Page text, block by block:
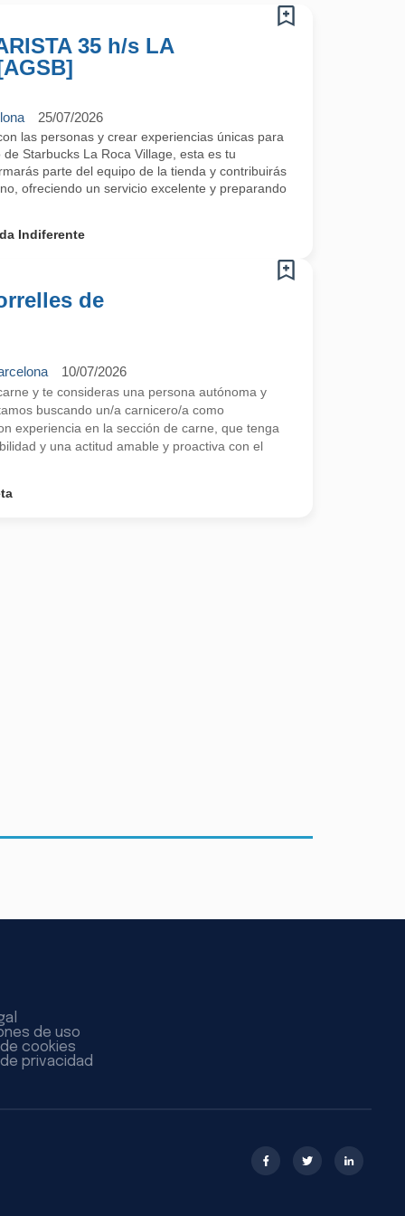
35 h/s LA
25/07/2026
las personas y crear experiencias únicas para
Starbucks La Roca Village, esta es tu
parte del equipo de la tienda y contribuirás
ofreciendo un servicio excelente y preparando
Indiferente
de
10/07/2026
y te consideras una persona autónoma y
buscando un/a carnicero/a como
experiencia en la sección de carne, que tenga
y una actitud amable y proactiva con el
de uso
cookies
privacidad